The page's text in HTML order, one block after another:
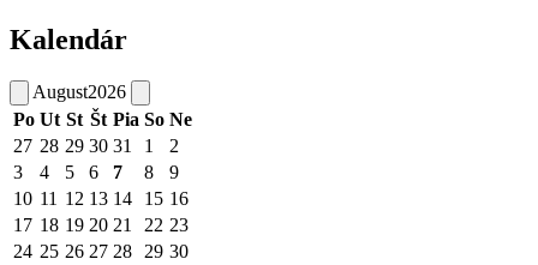
Kalendár
August2026
Po Ut St Št Pia So Ne
27 28 29 30 31 1
2
3
4 5 6 7 8
9
10 11 12 13 14 15 16
17 18 19 20 21 22 23
24 25 26 27 28 29 30